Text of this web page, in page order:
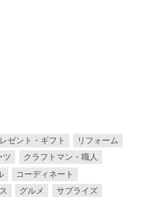
ゼント・ギフト
リフォーム
ツ
クラフトマン・職人
コーディネート
グルメ
サプライズ